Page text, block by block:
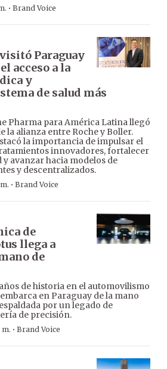
· Brand Voice
Paraguay
acceso a la
y
de salud más
Pharma para América Latina llegó
la alianza entre Roche y Boller.
la importancia de impulsar el
innovadores, fortalecer
avanzar hacia modelos de
y descentralizados.
· Brand Voice
de
llega a
de
de historia en el automovilismo
en Paraguay de la mano
por un legado de
de precisión.
m. · Brand Voice